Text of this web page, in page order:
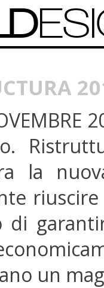
la
di
un